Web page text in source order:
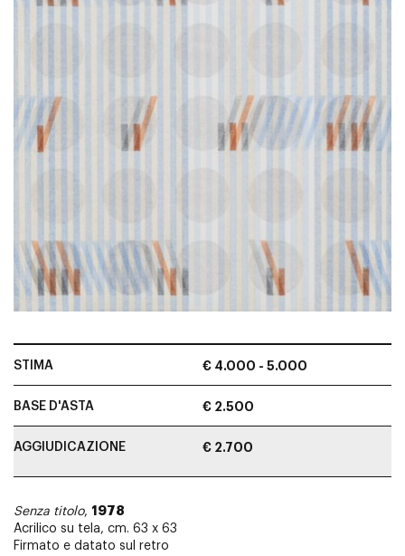
STIMA € 4.000 - 5.000
BASE D'ASTA € 2.500
AGGIUDICAZIONE € 2.700
Senza titolo, 1978
Acrilico su tela, cm. 63 x 63
Firmato e datato sul retro